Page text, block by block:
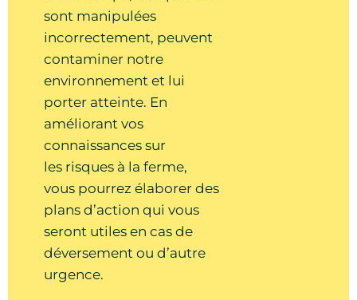
23
(Jour 2)
Aucune disponibilité
EN LIGNE, TÉLÉCOMMANDE
07:00pm - 09:30pm ● TÉLÉCOMMANDE
24
Sep
Atelier de (PAE) plan
agroenvironnemental (Jour 2)
Atelier
32 Seneca Road, Leamington,
Ontario
sont manipulées
incorrectement, peuvent
contaminer notre
environnement et lui
porter atteinte. En
améliorant vos
connaissances sur
les risques à la ferme,
vous pourrez élaborer des
plans d’action qui vous
seront utiles en cas de
déversement ou d’autre
urgence.